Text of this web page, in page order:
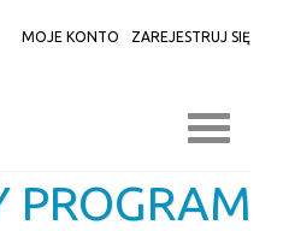
MOJE KONTO ZAREJESTRUJ SIĘ
PROGRAM